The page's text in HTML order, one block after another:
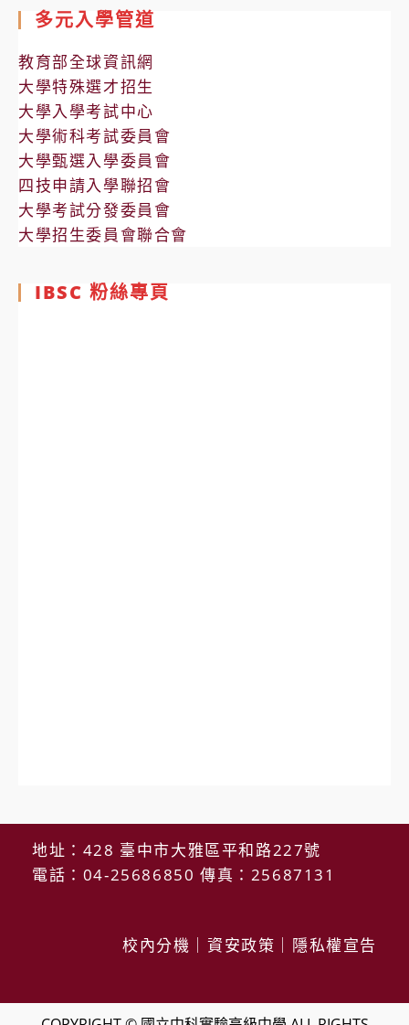
多元入學管道
教育部全球資訊網
大學特殊選才招生
大學入學考試中心
大學術科考試委員會
大學甄選入學委員會
四技申請入學聯招會
大學考試分發委員會
大學招生委員會聯合會
IBSC 粉絲專頁
地址：428 臺中市大雅區平和路227號
電話：04-25686850 傳真：25687131
校內分機 資安政策 隱私權宣告